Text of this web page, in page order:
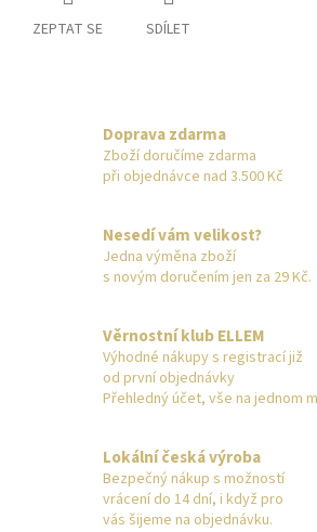
ZEPTAT SE SDÍLET
Doprava zdarma
Zboží doručíme zdarma
při objednávce nad 3.500 Kč
Nesedí vám velikost?
Jedna výměna zboží
s novým doručením jen za 29 Kč.
Věrnostní klub ELLEM
Výhodné nákupy s registrací již
od první objednávky
Přehledný účet, vše na jednom
Lokální česká výroba
Bezpečný nákup s možností
vrácení do 14 dní, i když pro
vás šijeme na objednávku.